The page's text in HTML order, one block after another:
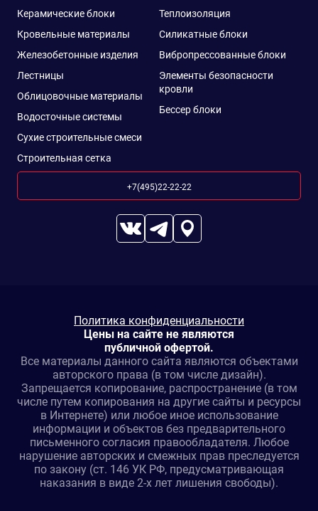
Керамические блоки
Кровельные материалы
Железобетонные изделия
Лестницы
Облицовочные материалы
Водосточные системы
Сухие строительные смеси
Строительная сетка
Теплоизоляция
Силикатные блоки
Вибропрессованные блоки
Элементы безопасности
кровли
Бессер блоки
+7(495)22-22-22
Цены на сайте не являются
публичной офертой.
Все материалы данного сайта являются объектами
авторского права (в том числе дизайн).
Запрещается копирование, распространение (в том
числе путем копирования на другие сайты и ресурсы
в Интернете) или любое иное использование
информации и объектов без предварительного
письменного согласия правообладателя. Любое
нарушение авторских и смежных прав преследуется
по закону (ст. 146 УК РФ, предусматривающая
наказания в виде 2-х лет лишения свободы).
Политика конфиденциальности